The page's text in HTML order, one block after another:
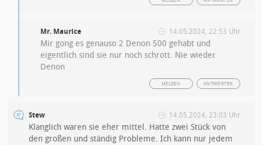
Mr. Maurice 14.05.2024, 22:53 Uhr
Mir gong es genauso 2 Denon 500 gehabt und
eigentlich sind sie nur noch schrott. Nie wieder
Denon
ANTWORTEN
MELDEN
Stew 14.05.2024, 23:03 Uhr
Klanglich waren sie eher mittel. Hatte zwei Stück von
den großen und ständig Probleme. Ich kann nur jedem